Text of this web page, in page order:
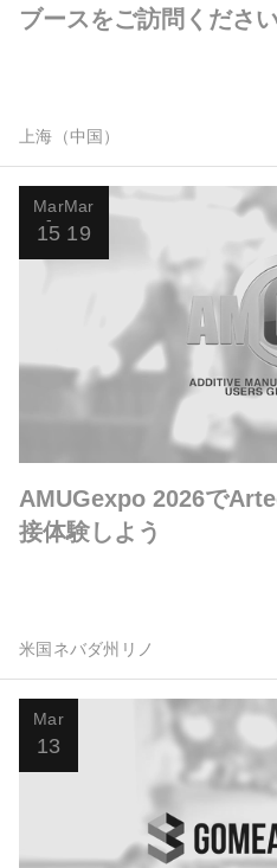
ブースをご訪問くださ
上海（中国）
Mar
15
Mar
19
AMUGexpo 2026で
接体験しよう
米国ネバダ州リノ
Mar
13